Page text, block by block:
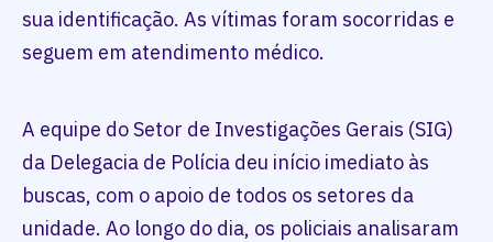
sua identificação. As vítimas foram socorridas e
seguem em atendimento médico.
A equipe do Setor de Investigações Gerais (SIG)
da Delegacia de Polícia deu início imediato às
buscas, com o apoio de todos os setores da
unidade. Ao longo do dia, os policiais analisaram